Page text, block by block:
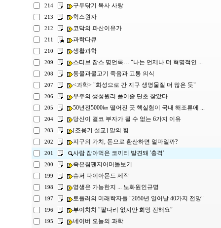
214 구두닦기 목사 사랑
213 힉스원자
212 코닥의 파산이유가
211 과학다큐
210 생활과학
209 스티브 잡스 명언록… "나는 언제나 더 혁명적인 ...
208 동물과물고기 죽음과 고통 의식
207 <과학> "화성으로 간 지구 생명물질 더 많은 듯"
206 우주의 생성원리 풀어줄 단초 찾았다
205 50년전5000㎞ 떨어진 곳 핵실험이 국내 해조류에 ...
204 당신이 결코 부자가 될 수 없는 6가지 이유
203 [조용기 설교] 말의 힘
202 지구의 가치, 돈으로 환산하면 얼마일까?
201 사람 잡아먹은 코끼리 발견돼 '충격'
200 죽은침팬지어머돌보기
199 슈퍼 다이아몬드 제작
198 영생은 가능한지 ... 노화원인규명
197 토플러의 미래학자들 "2050년 일어날 40가지 전망"
196 부이치치 "팔다리 없지만 희망 전해요"
195 네이버 오늘의 과학